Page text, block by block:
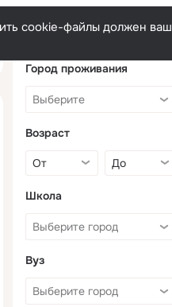
cookie-файлы должен ваш
Город проживания
Возраст
Школа
Вуз